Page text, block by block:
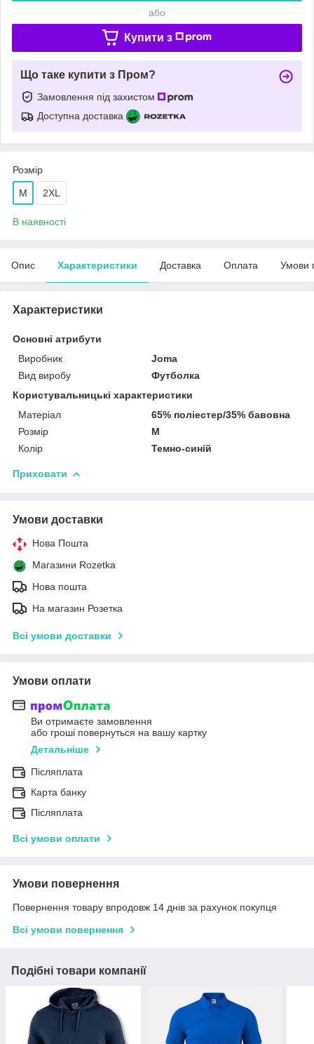
або
Купити з
Що таке купити з Пром?
Замовлення під захистом
Доступна доставка
Розмір
M 2XL
В наявності
Опис Характеристики Доставка Оплата Умови
Характеристики
Основні атрибути
Виробник
Joma
Вид виробу
Футболка
Користувальницькі характеристики
Матеріал
65% поліестер/35% бавовна
Розмір
M
Колір
Темно-синій
Приховати
Умови доставки
Нова Пошта
Магазини Rozetka
Нова пошта
На магазин Розетка
Всі умови доставки
Умови оплати
Ви отримаєте замовлення
або гроші повернуться на вашу картку
Детальніше
Післяплата
Карта банку
Післяплата
Всі умови оплати
Умови повернення
Повернення товару впродовж 14 днів за рахунок покупця
Всі умови повернення
Подібні товари компанії